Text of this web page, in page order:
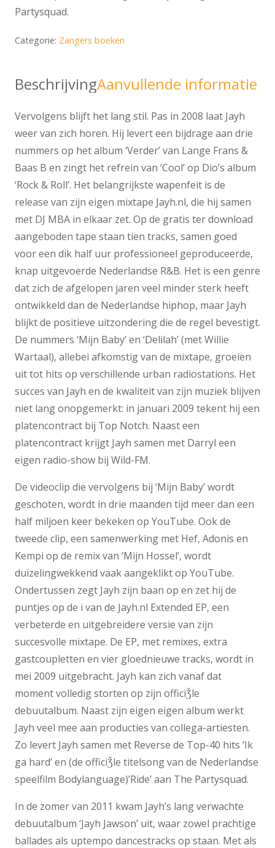
Partysquad.
Categorie: Zangers boeken
BeschrijvingAanvullende informatie
Vervolgens blijft het lang stil. Pas in 2008 laat Jayh
weer van zich horen. Hij levert een bijdrage aan drie
nummers op het album ‘Verder’ van Lange Frans &
Baas B en zingt het refrein van ‘Cool’ op Dio’s album
‘Rock & Roll’. Het belangrijkste wapenfeit is de
release van zijn eigen mixtape Jayh.nl, die hij samen
met DJ MBA in elkaar zet. Op de gratis ter download
aangeboden tape staan tien tracks, samen goed
voor een dik half uur professioneel geproduceerde,
knap uitgevoerde Nederlandse R&B. Het is een genre
dat zich de afgelopen jaren veel minder sterk heeft
ontwikkeld dan de Nederlandse hiphop, maar Jayh
blijkt de positieve uitzondering die de regel bevestigt.
De nummers ‘Mijn Baby’ en ‘Delilah’ (met Willie
Wartaal), allebei afkomstig van de mixtape, groeien
uit tot hits op verschillende urban radiostations. Het
succes van Jayh en de kwaliteit van zijn muziek blijven
niet lang onopgemerkt: in januari 2009 tekent hij een
platencontract bij Top Notch. Naast een
platencontract krijgt Jayh samen met Darryl een
eigen radio-show bij Wild-FM.
De videoclip die vervolgens bij ‘Mijn Baby’ wordt
geschoten, wordt in drie maanden tijd meer dan een
half miljoen keer bekeken op YouTube. Ook de
tweede clip, een samenwerking met Hef, Adonis en
Kempi op de remix van ‘Mijn Hossel’, wordt
duizelingwekkend vaak aangeklikt op YouTube.
Ondertussen zegt Jayh zijn baan op en zet hij de
puntjes op de i van de Jayh.nl Extended EP, een
verbeterde en uitgebreidere versie van zijn
succesvolle mixtape. De EP, met remixes, extra
gastcoupletten en vier gloednieuwe tracks, wordt in
mei 2009 uitgebracht. Jayh kan zich vanaf dat
moment volledig storten op zijn officiǮle
debuutalbum. Naast zijn eigen eigen album werkt
Jayh veel mee aan producties van collega-artiesten.
Zo levert Jayh samen met Reverse de Top-40 hits ‘Ik
ga hard’ en (de officiǮle titelsong van de Nederlandse
speelfilm Bodylanguage)’Ride’ aan The Partysquad.
In de zomer van 2011 kwam Jayh’s lang verwachte
debuutalbum ‘Jayh Jawson’ uit, waar zowel prachtige
ballades als uptempo dancestracks op staan. Met als